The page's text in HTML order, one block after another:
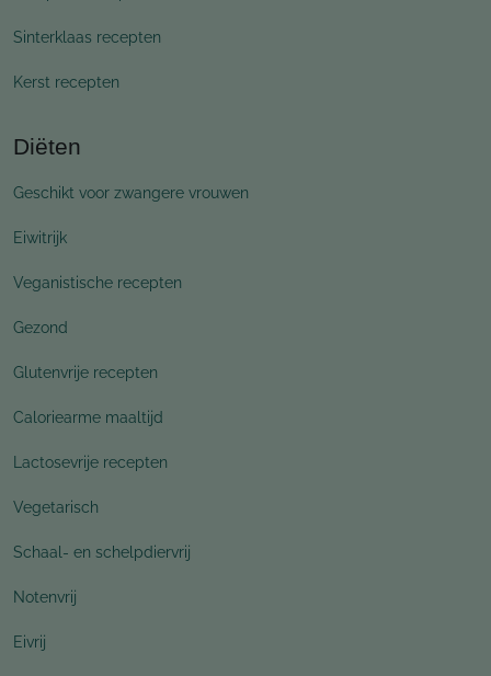
Sinterklaas recepten
Kerst recepten
Diëten
Geschikt voor zwangere vrouwen
Eiwitrijk
Veganistische recepten
Gezond
Glutenvrije recepten
Caloriearme maaltijd
Lactosevrije recepten
Vegetarisch
Schaal- en schelpdiervrij
Notenvrij
Eivrij